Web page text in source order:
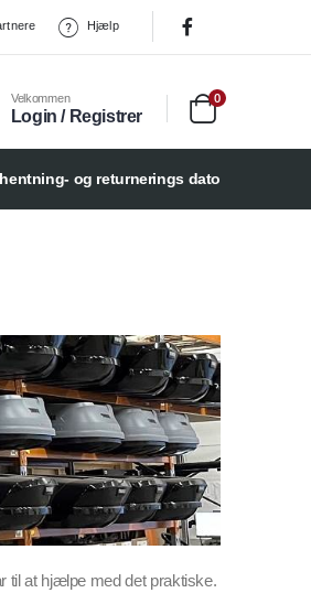
Hjælp
Velkommen
Login / Registrer
0
og returnerings dato
til at hjælpe med det praktiske.